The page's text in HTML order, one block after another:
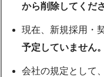
から削除してくだ
現在、新規採用・
予定していません。
会社の規定として、